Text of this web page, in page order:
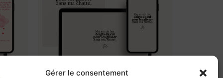
Gérer le consentement